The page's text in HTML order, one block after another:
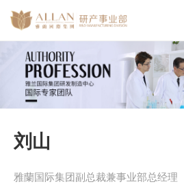
刘山
雅蘭国际集团副总裁兼事业部总经理